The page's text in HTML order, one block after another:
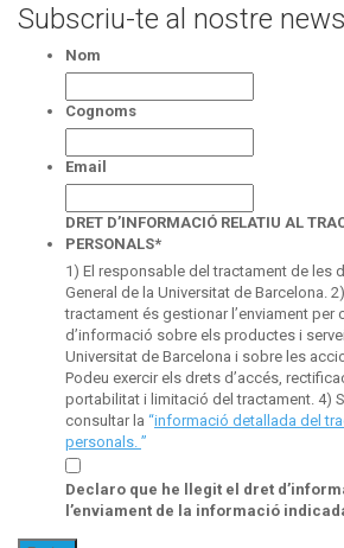
Subscriu-te al nostre
Nom
Cognoms
Email
DRET D’INFORMACIÓ RELATIU AL
PERSONALS*
1) El responsable del tractament de les
General de la Universitat de Barcelona.
tractament és gestionar l’enviament per
d’informació sobre els productes i
Universitat de Barcelona i sobre les
Podeu exercir els drets d’accés,
portabilitat i limitació del tractament. 4)
consultar la “informació detallada del
personals. ”
Declaro que he llegit el dret
l’enviament de la informació